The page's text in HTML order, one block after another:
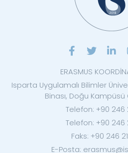
ERASMUS
Isparta Uygulamalı Bilimler
Binası, Doğu
Telefon: +90 246
Telefon: +90 246
Faks: +90 246
E-Posta: